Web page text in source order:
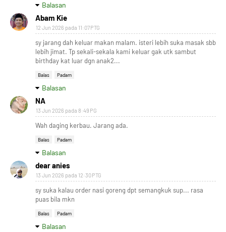
Balasan
Abam Kie
12 Jun 2026 pada 11:07 PTG
sy jarang dah keluar makan malam. isteri lebih suka masak sbb
lebih jimat. Tp sekali-sekala kami keluar gak utk sambut
birthday kat luar dgn anak2...
Balas Padam
Balasan
NA
13 Jun 2026 pada 8:49 PG
Wah daging kerbau. Jarang ada.
Balas Padam
Balasan
dear anies
13 Jun 2026 pada 12:30 PTG
sy suka kalau order nasi goreng dpt semangkuk sup... rasa
puas bila mkn
Balas Padam
Balasan